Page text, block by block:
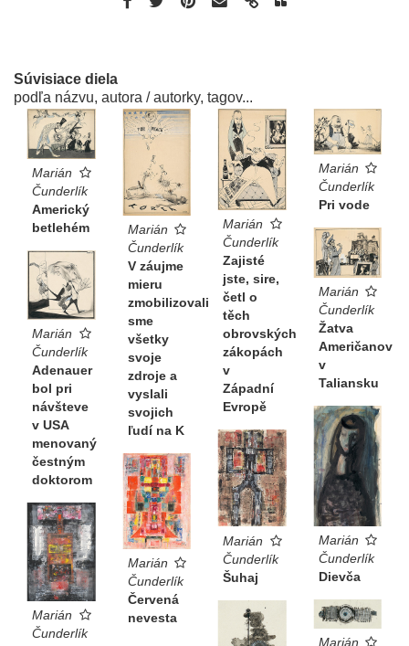
Súvisiace diela
podľa názvu, autora / autorky, tagov...
Marián
Čunderlík
Americký
betlehém
Marián
Čunderlík
V záujme
mieru
zmobilizovali
sme
všetky
svoje
zdroje a
vyslali
svojich
ľudí na K
Marián
Čunderlík
Zajisté
jste, sire,
četl o
těch
obrovských
zákopách
v
Západní
Evropě
Marián
Čunderlík
Pri vode
Marián
Čunderlík
Žatva
Američanov
v
Taliansku
Marián
Čunderlík
Adenauer
bol pri
návšteve
v USA
menovaný
čestným
doktorom
Marián
Čunderlík
Dievča
Marián
Čunderlík
Šuhaj
Marián
Čunderlík
Červená
nevesta
Marián
Čunderlík
Marián